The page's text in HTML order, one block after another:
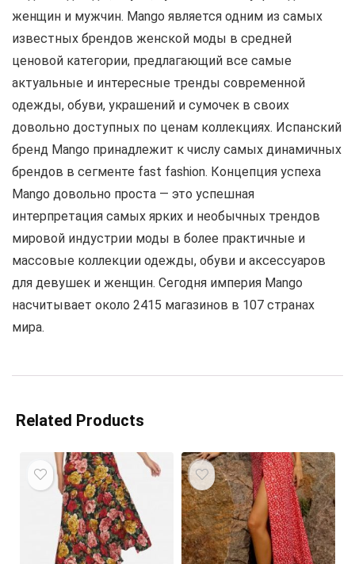
женщин и мужчин. Mango является одним из самых
известных брендов женской моды в средней
ценовой категории, предлагающий все самые
актуальные и интересные тренды современной
одежды, обуви, украшений и сумочек в своих
довольно доступных по ценам коллекциях. Испанский
бренд Mango принадлежит к числу самых динамичных
брендов в сегменте fast fashion. Концепция успеха
Mango довольно проста — это успешная
интерпретация самых ярких и необычных трендов
мировой индустрии моды в более практичные и
массовые коллекции одежды, обуви и аксессуаров
для девушек и женщин. Сегодня империя Mango
насчитывает около 2415 магазинов в 107 странах
мира.
Related Products